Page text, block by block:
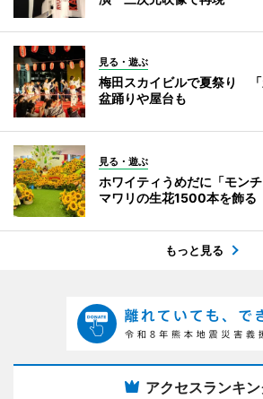
見る・遊ぶ
梅田スカイビルで夏祭り
盆踊りや屋台も
見る・遊ぶ
ホワイティうめだに「モン
マワリの生花1500本を飾る
もっと見る
アクセスランキ